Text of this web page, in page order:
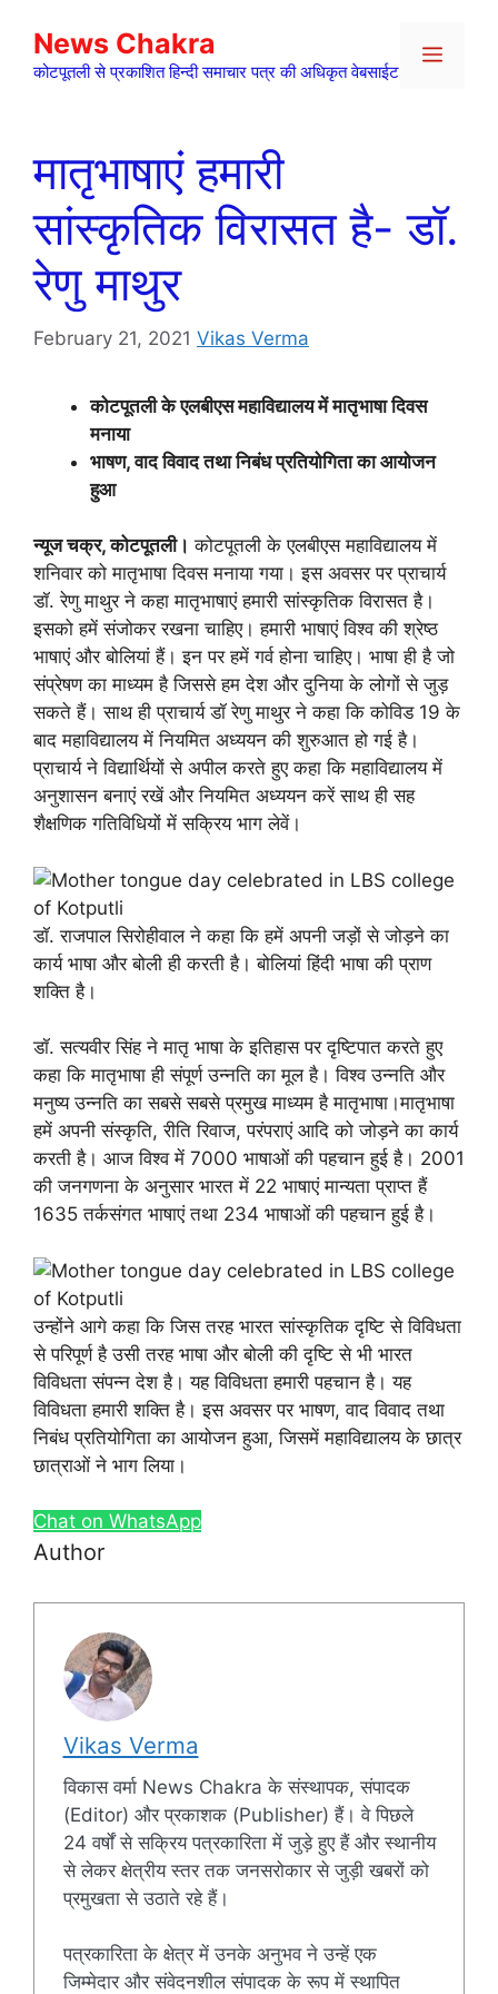
content
News Chakra
कोटपूतली से प्रकाशित हिन्दी समाचार पत्र की अधिकृत वेबसाईट
Menu
मातृभाषाएं हमारी
सांस्कृतिक विरासत है- डॉ.
रेणु माथुर
February 21, 2021 Vikas Verma
कोटपूतली के एलबीएस महाविद्यालय में मातृभाषा दिवस
मनाया
भाषण, वाद विवाद तथा निबंध प्रतियोगिता का आयोजन
हुआ
न्यूज चक्र, कोटपूतली। कोटपूतली के एलबीएस महाविद्यालय में
शनिवार को मातृभाषा दिवस मनाया गया। इस अवसर पर प्राचार्य
डॉ. रेणु माथुर ने कहा मातृभाषाएं हमारी सांस्कृतिक विरासत है।
इसको हमें संजोकर रखना चाहिए। हमारी भाषाएं विश्व की श्रेष्ठ
भाषाएं और बोलियां हैं। इन पर हमें गर्व होना चाहिए। भाषा ही है जो
संप्रेषण का माध्यम है जिससे हम देश और दुनिया के लोगों से जुड़
सकते हैं। साथ ही प्राचार्य डॉ रेणु माथुर ने कहा कि कोविड 19 के
बाद महाविद्यालय में नियमित अध्ययन की शुरुआत हो गई है।
प्राचार्य ने विद्यार्थियों से अपील करते हुए कहा कि महाविद्यालय में
अनुशासन बनाएं रखें और नियमित अध्ययन करें साथ ही सह
शैक्षणिक गतिविधियों में सक्रिय भाग लेवें।
डॉ. राजपाल सिरोहीवाल ने कहा कि हमें अपनी जड़ों से जोड़ने का
कार्य भाषा और बोली ही करती है। बोलियां हिंदी भाषा की प्राण
शक्ति है।
डॉ. सत्यवीर सिंह ने मातृ भाषा के इतिहास पर दृष्टिपात करते हुए
कहा कि मातृभाषा ही संपूर्ण उन्नति का मूल है। विश्व उन्नति और
मनुष्य उन्नति का सबसे सबसे प्रमुख माध्यम है मातृभाषा।मातृभाषा
हमें अपनी संस्कृति, रीति रिवाज, परंपराएं आदि को जोड़ने का कार्य
करती है। आज विश्व में 7000 भाषाओं की पहचान हुई है। 2001
की जनगणना के अनुसार भारत में 22 भाषाएं मान्यता प्राप्त हैं
1635 तर्कसंगत भाषाएं तथा 234 भाषाओं की पहचान हुई है।
उन्होंने आगे कहा कि जिस तरह भारत सांस्कृतिक दृष्टि से विविधता
से परिपूर्ण है उसी तरह भाषा और बोली की दृष्टि से भी भारत
विविधता संपन्न देश है। यह विविधता हमारी पहचान है। यह
विविधता हमारी शक्ति है। इस अवसर पर भाषण, वाद विवाद तथा
निबंध प्रतियोगिता का आयोजन हुआ, जिसमें महाविद्यालय के छात्र
छात्राओं ने भाग लिया।
Chat on WhatsApp
Author
Vikas Verma
विकास वर्मा News Chakra के संस्थापक, संपादक
(Editor) और प्रकाशक (Publisher) हैं। वे पिछले
24 वर्षों से सक्रिय पत्रकारिता में जुड़े हुए हैं और स्थानीय
से लेकर क्षेत्रीय स्तर तक जनसरोकार से जुड़ी खबरों को
प्रमुखता से उठाते रहे हैं।
पत्रकारिता के क्षेत्र में उनके अनुभव ने उन्हें एक
जिम्मेदार और संवेदनशील संपादक के रूप में स्थापित